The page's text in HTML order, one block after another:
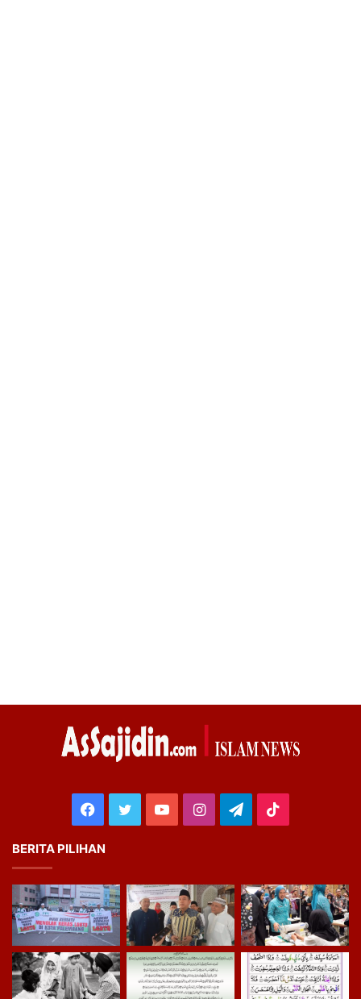
Facebook
TwitterYouTubeInstagram
Telegram
BERITA PILIHAN